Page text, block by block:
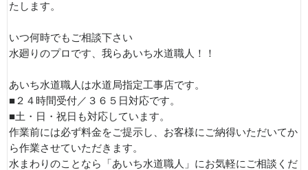
たします。
いつ何時でもご相談下さい
水廻りのプロです、我らあいち水道職人！！
あいち水道職人は水道局指定工事店です。
■２４時間受付／３６５日対応です。
■土・日・祝日も対応しています。
作業前には必ず料金をご提示し、お客様にご納得いただいてか
ら作業させていただきます。
水まわりのことなら「あいち水道職人」にお気軽にご相談くだ